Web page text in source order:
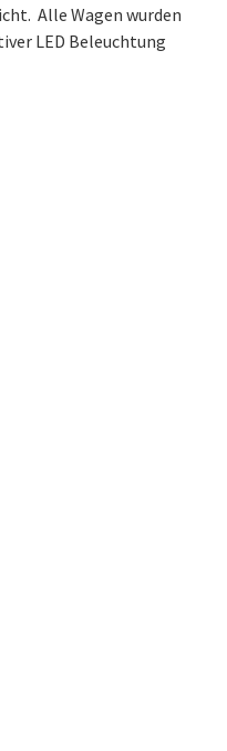
Alle Wagen wurden
LED Beleuchtung